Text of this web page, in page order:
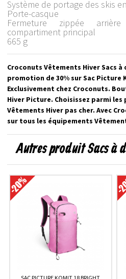
Système de portage des skis
Porte-casque
Fermeture zippée
compartiment principal
665 g
Croconuts Vêtements Hiver Sacs
promotion de 30% sur Sac Picture
Exclusivement chez Croconuts.
Hiver Picture. Choisissez parmi
Vêtements Hiver pas cher. Avec
sur tous les équipements
Autres produit Sacs à